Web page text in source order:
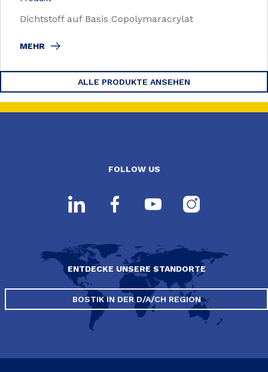
Dichtstoff auf Basis Copolymaracrylat
MEHR
ALLE PRODUKTE ANSEHEN
FOLLOW US
ENTDECKE UNSERE STANDORTE
BOSTIK IN DER D/A/CH REGION